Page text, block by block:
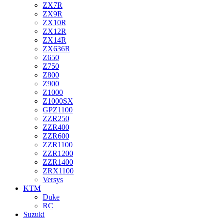
ZX7R
ZX9R
ZX10R
ZX12R
ZX14R
ZX636R
Z650
Z750
Z800
Z900
Z1000
Z1000SX
GPZ1100
ZZR250
ZZR400
ZZR600
ZZR1100
ZZR1200
ZZR1400
ZRX1100
Versys
KTM
Duke
RC
Suzuki